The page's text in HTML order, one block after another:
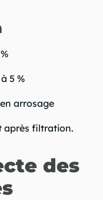
5 %
arrosage
après filtration.
des